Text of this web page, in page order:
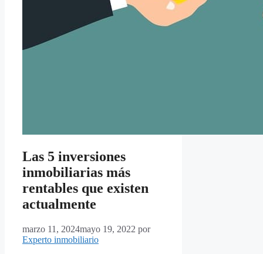
Las 5 inversiones
inmobiliarias más
rentables que existen
actualmente
marzo 11, 2024mayo 19, 2022 por
Experto inmobiliario